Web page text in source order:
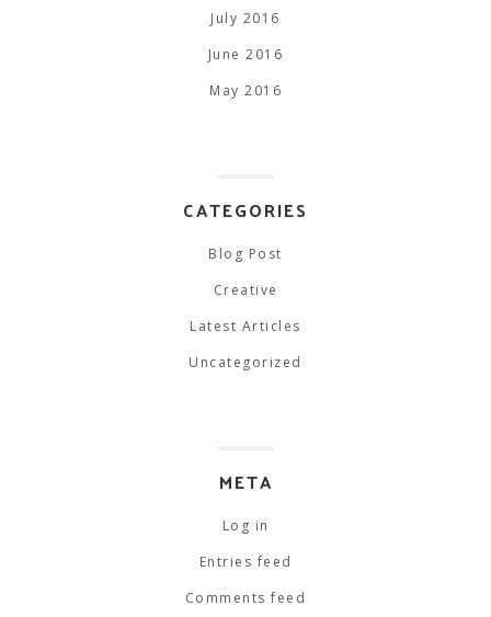
July 2016
June 2016
May 2016
CATEGORIES
Blog Post
Creative
Latest Articles
Uncategorized
META
Log in
Entries feed
Comments feed